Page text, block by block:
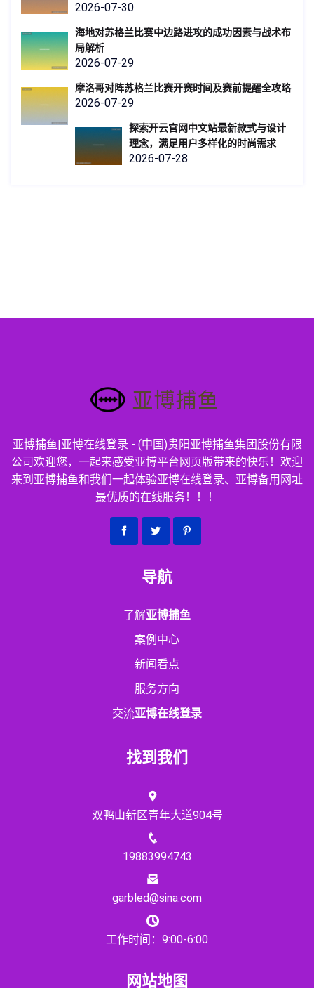
2026-07-30
海地对苏格兰比赛中边路进攻的成功因素与战术布
局解析
2026-07-29
摩洛哥对阵苏格兰比赛开赛时间及赛前提醒全攻略
2026-07-29
探索开云官网中文站最新款式与设计
理念，满足用户多样化的时尚需求
2026-07-28
亚博捕鱼|亚博在线登录 - (中国)贵阳亚博捕鱼集团股份有限
公司欢迎您，一起来感受亚博平台网页版带来的快乐！欢迎
来到亚博捕鱼和我们一起体验亚博在线登录、亚博备用网址
最优质的在线服务！！！
导航
了解亚博捕鱼
案例中心
新闻看点
服务方向
交流亚博在线登录
找到我们
双鸭山新区青年大道904号
19883994743
garbled@sina.com
工作时间：9:00-6:00
网站地图